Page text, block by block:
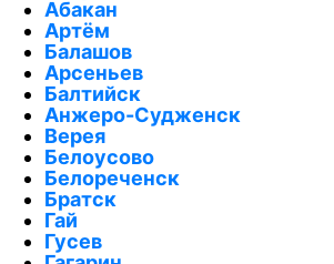
Абакан
Артём
Балашов
Арсеньев
Балтийск
Анжеро-Судженск
Верея
Белоусово
Белореченск
Братск
Гай
Гусев